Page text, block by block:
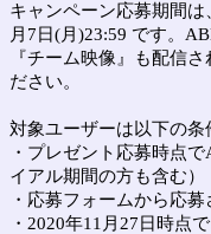
キャンペーン応募期間は
月7日(月)23:59 です。
『チーム映像』も配信
ださい。
対象ユーザーは以下の条
・プレゼント応募時点
イアル期間の方も含む）
・応募フォームから応
・2020年11月27日時点